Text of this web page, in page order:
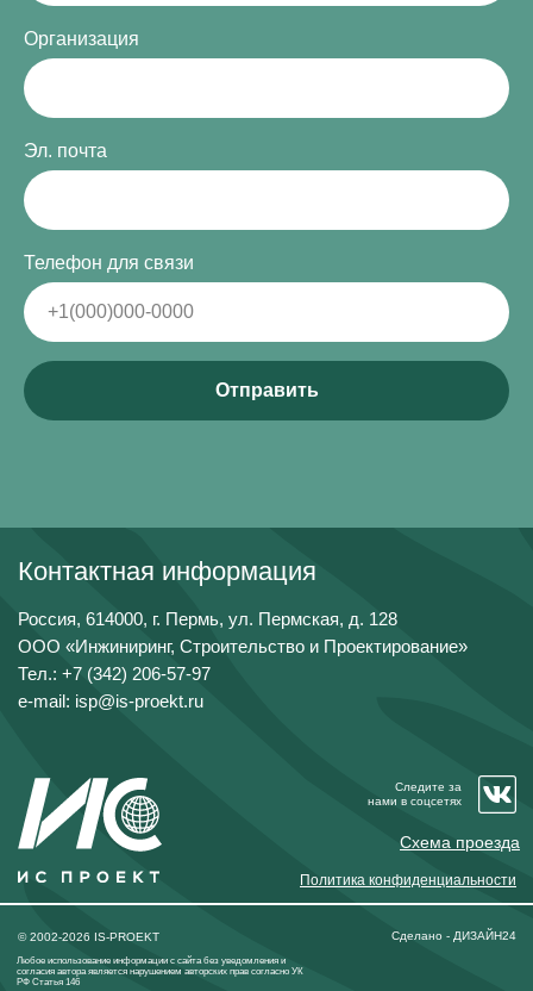
Организация
Эл. почта
Телефон для связи
Отправить
Следите за
нами в соцсетях
Схема проезда
© 2002-2026 IS-PROEKT
Любое использование информации с сайта без уведомления и
согласия автора является нарушением авторских прав согласно УК
РФ Статья 146
Сделано - ДИЗАЙН24
Россия, 614000, г. Пермь, ул. Пермская, д. 128
ООО «Инжиниринг, Строительство и Проектирование»
Тел.: +7 (342) 206-57-97
e-mail: isp@is-proekt.ru
Контактная информация
Политика конфиденциальности